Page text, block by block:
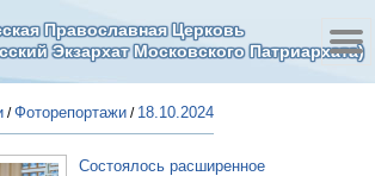
Православная Церковь
Экзархат Московского Патриархата)
/Фоторепортажи / 18.10.2024
Состоялось расширенное